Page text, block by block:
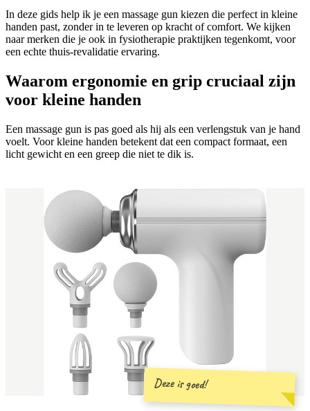
In deze gids help ik je een massage gun kiezen die perfect in kleine
handen past, zonder in te leveren op kracht of comfort. We kijken
naar merken die je ook in fysiotherapie praktijken tegenkomt, voor
een echte thuis-revalidatie ervaring.
Waarom ergonomie en grip cruciaal zijn
voor kleine handen
Een massage gun is pas goed als hij als een verlengstuk van je hand
voelt. Voor kleine handen betekent dat een compact formaat, een
licht gewicht en een greep die niet te dik is.
Deze is goed!